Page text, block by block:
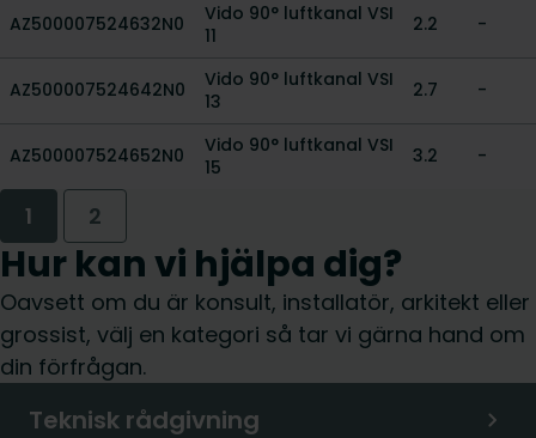
AZ500007524632N0
Vido 90° luftkanal VSI
11
2.2 -
AZ500007524642N0
Vido 90° luftkanal VSI
13
2.7 -
AZ500007524652N0
Vido 90° luftkanal VSI
15
3.2 -
1 2
Hur kan vi hjälpa dig?
Oavsett om du är konsult, installatör, arkitekt eller
grossist, välj en kategori så tar vi gärna hand om
din förfrågan.
Teknisk rådgivning